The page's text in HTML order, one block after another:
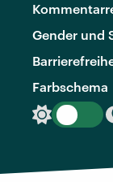
Gender und
Farbschema